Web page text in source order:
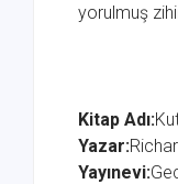
yorulmuş
Kitap Adı:
Yazar:
Yayınevi: